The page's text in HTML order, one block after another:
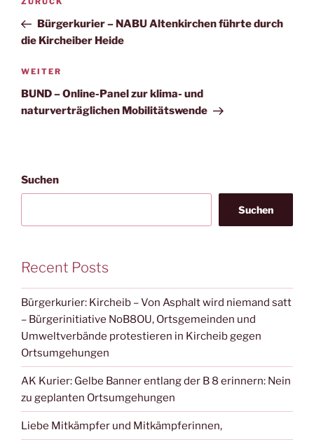
Vorheriger
BeitragBürgerkurier – NABU Altenkirchen führte durch
die Kircheiber Heide
Nächster
Beitrag
WEITER
BUND – Online-Panel zur klima- und
naturverträglichen Mobilitätswende
Suchen
Suchen
Recent Posts
Bürgerkurier: Kircheib – Von Asphalt wird niemand satt
– Bürgerinitiative NoB8OU, Ortsgemeinden und
Umweltverbände protestieren in Kircheib gegen
Ortsumgehungen
AK Kurier: Gelbe Banner entlang der B 8 erinnern: Nein
zu geplanten Ortsumgehungen
Liebe Mitkämpfer und Mitkämpferinnen,